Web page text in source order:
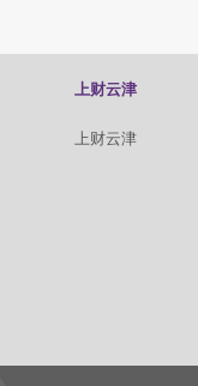
上财云津
上财云津